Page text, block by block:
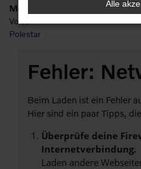
Marken
Volvo
Polestar
Fehler:
Beim Laden ist ein Fehler
Hier sind ein paar Tipps,
Überprüfe deine
Internetverbindung.
Laden andere
Alle